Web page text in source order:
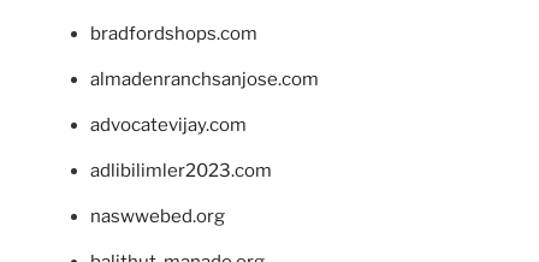
bradfordshops.com
almadenranchsanjose.com
advocatevijay.com
adlibilimler2023.com
naswwebed.org